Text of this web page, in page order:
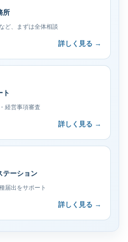
所
ど、まずは全体相談
詳しく見る →
ト
経営事項審査
詳しく見る →
テーション
届出をサポート
詳しく見る →